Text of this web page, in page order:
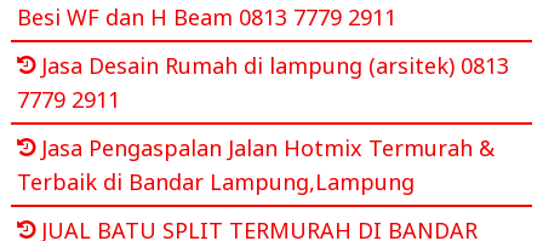
Besi WF dan H Beam 0813 7779 2911
Jasa Desain Rumah di lampung (arsitek) 0813
7779 2911
Jasa Pengaspalan Jalan Hotmix Termurah &
Terbaik di Bandar Lampung,Lampung
JUAL BATU SPLIT TERMURAH DI BANDAR